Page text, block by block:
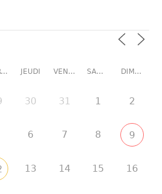
MERCREDI JEUDI VENDREDI SAMEDI DIMANCHE
30 31 1 2
6 7 8 9
13 14 15 16